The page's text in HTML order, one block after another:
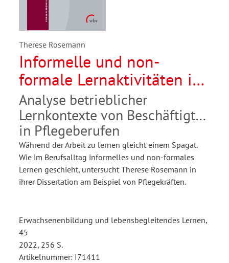
Therese Rosemann
Informelle und non-
formale Lernaktivitäten im
Arbeitsalltag
Analyse betrieblicher
Lernkontexte von Beschäftigten
in Pflegeberufen
Während der Arbeit zu lernen gleicht einem Spagat.
Wie im Berufsalltag informelles und non-formales
Lernen geschieht, untersucht Therese Rosemann in
ihrer Dissertation am Beispiel von Pflegekräften.
Erwachsenenbildung und lebensbegleitendes Lernen,
45
2022, 256 S.
Artikelnummer: I71411